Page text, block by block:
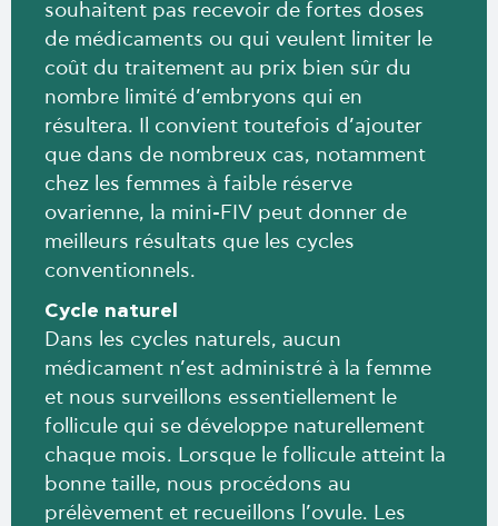
souhaitent pas recevoir de fortes doses
de médicaments ou qui veulent limiter le
coût du traitement au prix bien sûr du
nombre limité d’embryons qui en
résultera. Il convient toutefois d’ajouter
que dans de nombreux cas, notamment
chez les femmes à faible réserve
ovarienne, la mini-FIV peut donner de
meilleurs résultats que les cycles
conventionnels.
Cycle naturel
Dans les cycles naturels, aucun
médicament n’est administré à la femme
et nous surveillons essentiellement le
follicule qui se développe naturellement
chaque mois. Lorsque le follicule atteint la
bonne taille, nous procédons au
prélèvement et recueillons l’ovule. Les